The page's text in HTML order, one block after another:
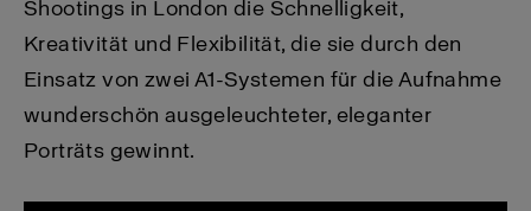
Shootings in London die Schnelligkeit,
Kreativität und Flexibilität, die sie durch den
Einsatz von zwei A1-Systemen für die Aufnahme
wunderschön ausgeleuchteter, eleganter
Porträts gewinnt.